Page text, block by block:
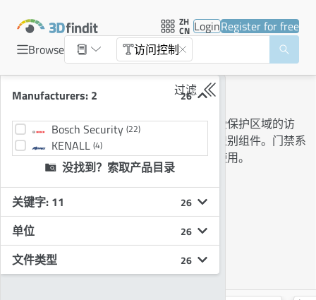
Browse 访问控制
ZH
CN LoginRegister for free
Manufacturers: 2 26
Bosch Security (22)
KENALL (4)
没找到？索取产品目录
关键字: 11 26
单位 26
文件类型 26
过滤
访问控制
门禁系统被用于许多领域，以控制对受保护区域的访
问。它们可以包含机械、电子或生物识别组件。门禁系
统经常与报警系统和监控摄像机结合使用。